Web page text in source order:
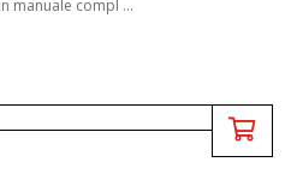
manuale compl ...